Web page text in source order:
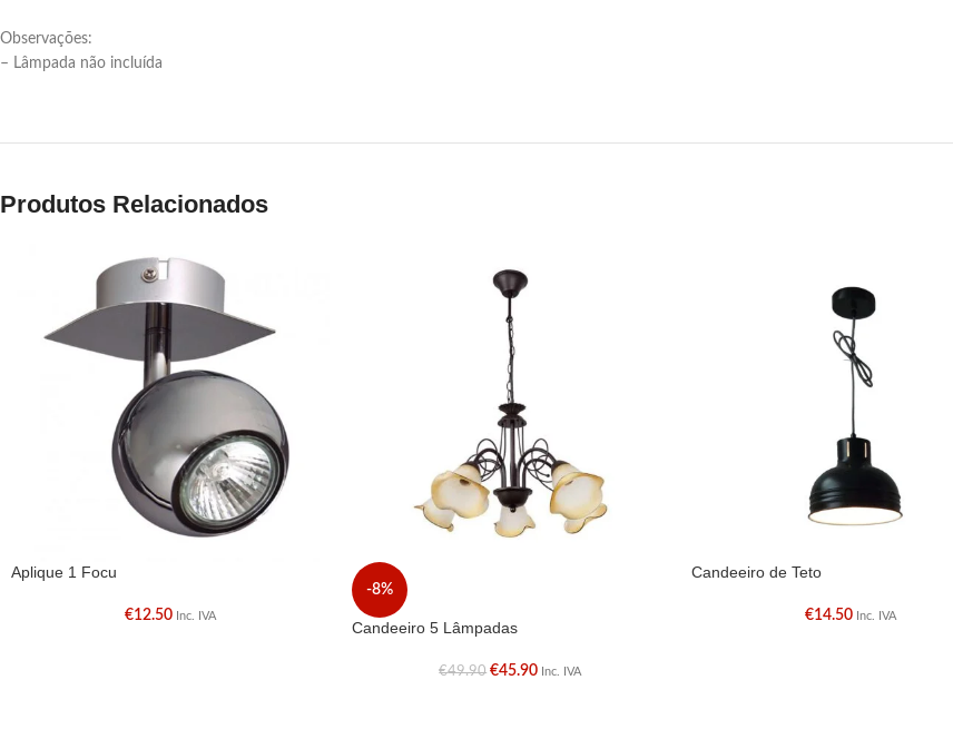
Observações:
– Lâmpada não incluída
Produtos Relacionados
Aplique 1 Focu
€12.50 Inc. IVA
-8%
Candeeiro 5 Lâmpadas
€49.90 €45.90 Inc. IVA
Candeeiro de Teto
€14.50 Inc. IVA